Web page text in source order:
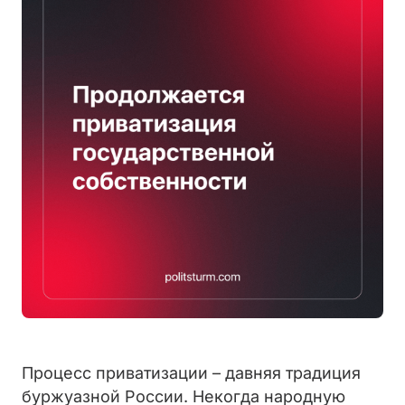
Процесс приватизации – давняя традиция
буржуазной России. Некогда народную